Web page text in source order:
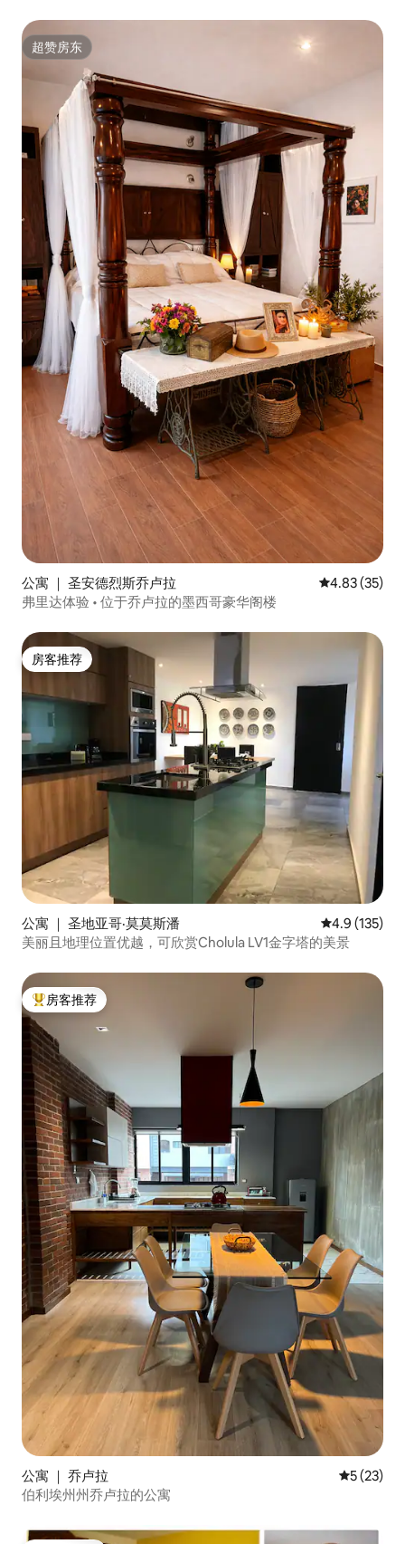
超赞房东
超赞房东
公寓 ｜ 圣安德烈斯乔卢拉 平均评分
4.83 (35)
弗里达体验 • 位于乔卢拉的墨西哥豪华阁楼
房客推荐
房客推荐
公寓 ｜ 圣地亚哥·莫莫斯潘 平均评分 4.9
4.9 (135)
美丽且地理位置优越，可欣赏Cholula LV1金字塔的美景
热门「房客推荐」
房客推荐
公寓 ｜ 乔卢拉 平均评分
5 (23)
伯利埃州州乔卢拉的公寓